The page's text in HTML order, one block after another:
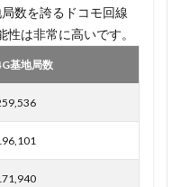
数を誇るドコモ回線
は非常に高いです。
基地局数